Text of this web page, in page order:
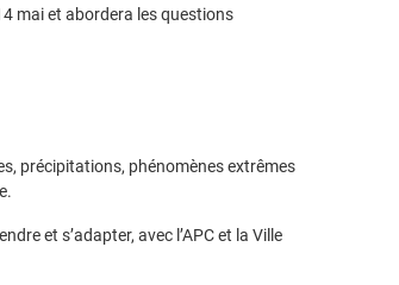
mai et abordera les questions
précipitations, phénomènes extrêmes
et s’adapter, avec l’APC et la Ville